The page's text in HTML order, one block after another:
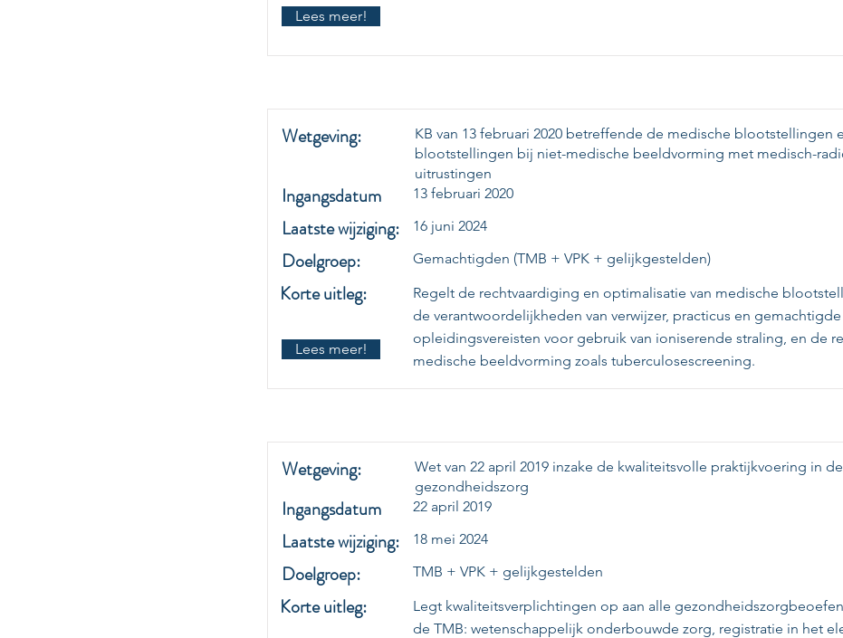
Lees meer!
Wetgeving:
KB van 13 februari 2020 betreffende de medische blootstellingen
blootstellingen bij niet-medische beeldvorming met medisch-
uitrustingen
13 februari 2020
Ingangsdatum
Laatste wijziging:
16 juni 2024
Gemachtigden (TMB + VPK + gelijkgestelden)
Doelgroep:
Korte uitleg:
Lees meer!
Regelt de rechtvaardiging en optimalisatie van medische
de verantwoordelijkheden van verwijzer, practicus en
opleidingsvereisten voor gebruik van ioniserende straling, en de
medische beeldvorming zoals tuberculosescreening.
Wetgeving:
Wet van 22 april 2019 inzake de kwaliteitsvolle praktijkvoering in de
gezondheidszorg
22 april 2019
Ingangsdatum
Laatste wijziging:
18 mei 2024
TMB + VPK + gelijkgestelden
Doelgroep:
Korte uitleg:
Legt kwaliteitsverplichtingen op aan alle
de TMB: wetenschappelijk onderbouwde zorg, registratie in het